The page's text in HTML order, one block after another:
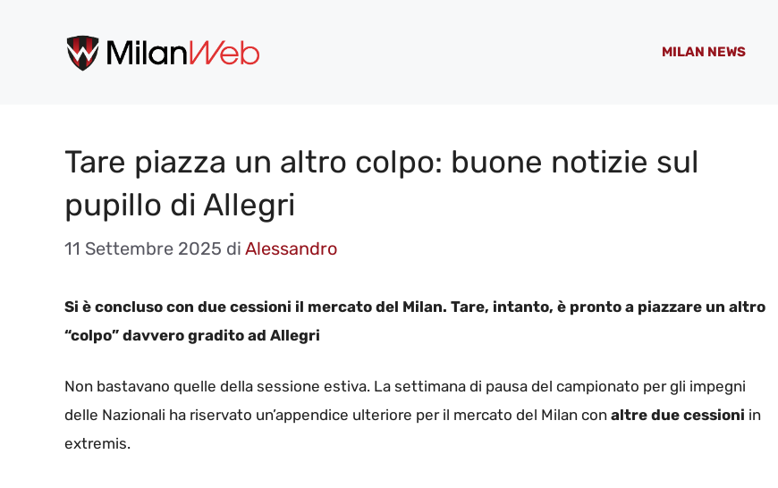
MILAN NEWS
Tare piazza un altro colpo: buone notizie sul
pupillo di Allegri
11 Settembre 2025 di Alessandro
Si è concluso con due cessioni il mercato del Milan. Tare, intanto, è pronto a piazzare un altro
“colpo” davvero gradito ad Allegri
Non bastavano quelle della sessione estiva. La settimana di pausa del campionato per gli impegni
delle Nazionali ha riservato un’appendice ulteriore per il mercato del Milan con altre due cessioni in
extremis.